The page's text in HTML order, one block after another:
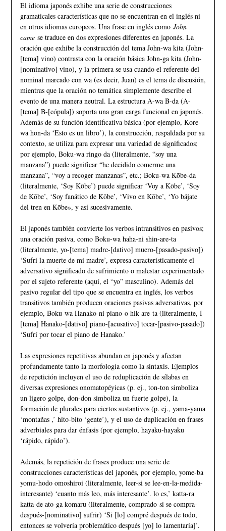
El idioma japonés exhibe una serie de construcciones
gramaticales características que no se encuentran en el inglés ni
en otros idiomas europeos. Una frase en inglés como John
camese traduce en dos expresiones diferentes en japonés. La
oración que exhibe la construcción del tema John-wa kita (John-
[tema] vino) contrasta con la oración básica John-ga kita (John-
[nominativo] vino), y la primera se usa cuando el referente del
nominal marcado con wa (es decir, Juan) es el tema de discusión,
mientras que la oración no temática simplemente describe el
evento de una manera neutral. La estructura A-wa B-da (A-
[tema] B-[cópula]) soporta una gran carga funcional en japonés.
Además de su función identificativa básica (por ejemplo, Kore-
wa hon-da ‘Esto es un libro’), la construcción, respaldada por su
contexto, se utiliza para expresar una variedad de significados;
por ejemplo, Boku-wa ringo da (literalmente, “soy una
manzana”) puede significar “he decidido comerme una
manzana”, “voy a recoger manzanas”, etc.; Boku-wa Kōbe-da
(literalmente, ‘Soy Kōbe’) puede significar ‘Voy a Kōbe’, ‘Soy
de Kōbe’, ‘Soy fanático de Kōbe’, ‘Vivo en Kōbe’, ‘Yo bájate
del tren en Kōbe», y así sucesivamente.
El japonés también convierte los verbos intransitivos en pasivos;
una oración pasiva, como Boku-wa haha-ni shin-are-ta
(literalmente, yo-[tema] madre-[dativo] muero-[pasado-pasivo])
‘Sufrí la muerte de mi madre’, expresa característicamente el
adversativo significado de sufrimiento o malestar experimentado
por el sujeto referente (aquí, el “yo” masculino). Además del
pasivo regular del tipo que se encuentra en inglés, los verbos
transitivos también producen oraciones pasivas adversativas, por
ejemplo, Boku-wa Hanako-ni piano-o hik-are-ta (literalmente, I-
[tema] Hanako-[dativo] piano-[acusativo] tocar-[pasivo-pasado])
‘Sufrí por tocar el piano de Hanako.’
Las expresiones repetitivas abundan en japonés y afectan
profundamente tanto la morfología como la sintaxis. Ejemplos
de repetición incluyen el uso de reduplicación de sílabas en
diversas expresiones onomatopéyicas (p. ej., ton-ton simboliza
un ligero golpe, don-don simboliza un fuerte golpe), la
formación de plurales para ciertos sustantivos (p. ej., yama-yama
‘montañas ,’ hito-bito ‘gente’), y el uso de duplicación en frases
adverbiales para dar énfasis (por ejemplo, hayaku-hayaku
‘rápido, rápido’).
Además, la repetición de frases produce una serie de
construcciones características del japonés, por ejemplo, yome-ba
yomu-hodo omoshiroi (literalmente, leer-si se lee-en-la-medida-
interesante) ‘cuanto más leo, más interesante’. lo es,’ katta-ra
katta-de ato-ga komaru (literalmente, comprado-si se compra-
después-[nominativo] sufrir) ‘Si [lo] compré después de todo,
entonces se volvería problemático después [yo] lo lamentaría]’.